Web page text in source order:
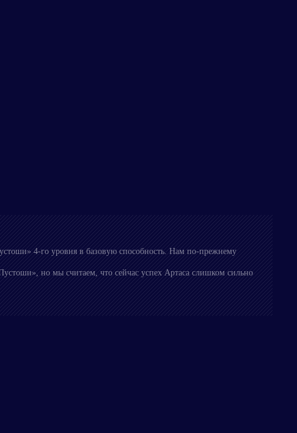
4-го уровня в базовую способность. Нам по-прежнему
но мы считаем, что сейчас успех Артаса слишком сильно